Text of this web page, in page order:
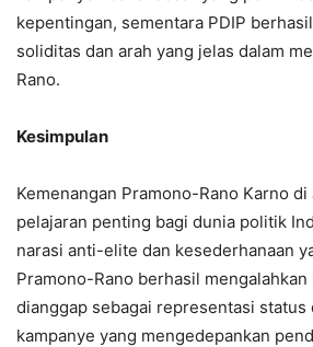
kepentingan, sementara PDIP
soliditas dan arah yang jelas dalam
Rano.
Kesimpulan
Kemenangan Pramono-Rano Karno
pelajaran penting bagi dunia politik
narasi anti-elite dan kesederhanaan
Pramono-Rano berhasil
dianggap sebagai representasi status
kampanye yang mengedepankan